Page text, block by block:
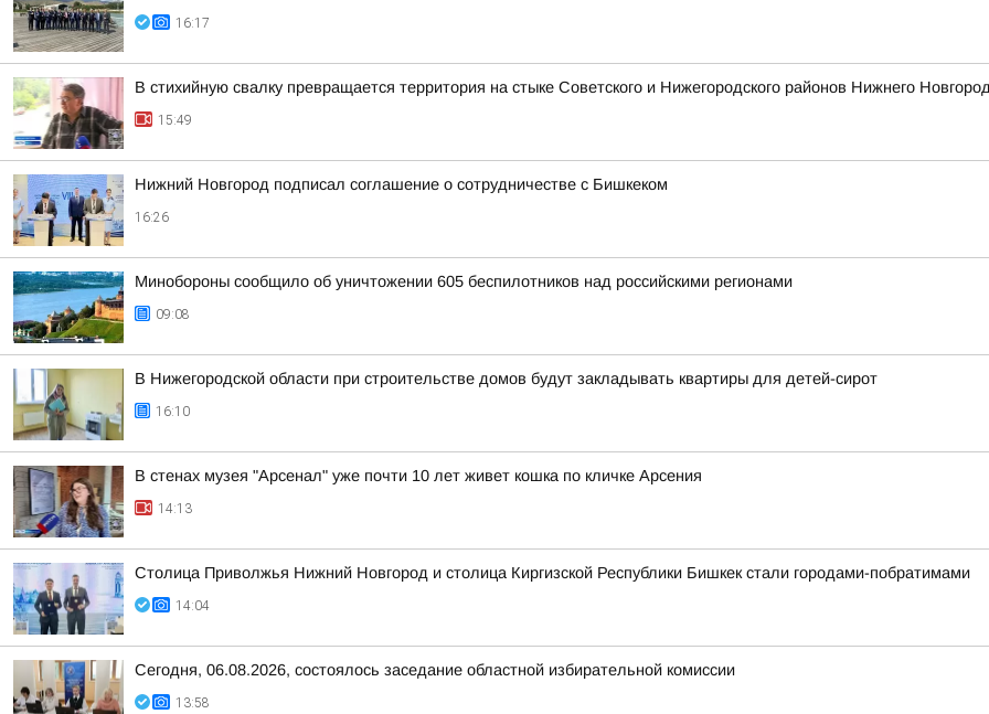
16:17
В стихийную свалку превращается территория на стыке Советского и Нижегородского районов Нижнего
15:49
Нижний Новгород подписал соглашение о сотрудничестве с Бишкеком
16:26
Минобороны сообщило об уничтожении 605 беспилотников над российскими регионами
09:08
В Нижегородской области при строительстве домов будут закладывать квартиры для детей-сирот
16:10
В стенах музея "Арсенал" уже почти 10 лет живет кошка по кличке Арсения
14:13
Столица Приволжья Нижний Новгород и столица Киргизской Республики Бишкек стали городами-побратимами
14:04
Сегодня, 06.08.2026, состоялось заседание областной избирательной комиссии
13:58